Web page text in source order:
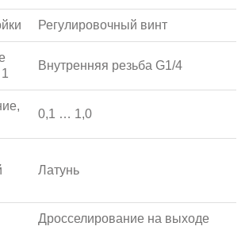
Регулировочный винт
Внутренняя резьба G1/4
0,1 … 1,0
Латунь
Дросселирование на выходе